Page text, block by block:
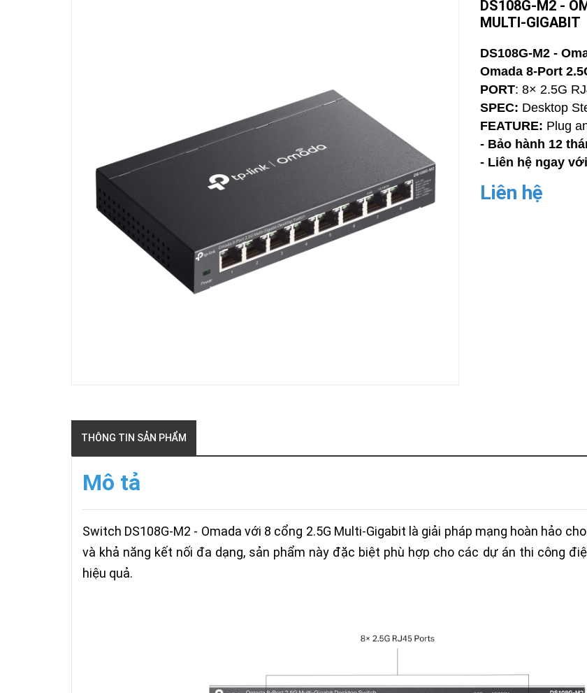
CAMERA
ĐỘNG
Camera
Hikvision
Tiandy
THIẾT
BỊ
HỌP
TUYẾN
Maxhub
Faster
DS108G-M2 -
MULTI-GIGABIT
DS108G-M2 -
Omada 8-Port
PORT: 8× 2.5G
SPEC: Desktop
FEATURE: Plug
- Bảo hành 12
- Liên hệ ngay
Liên hệ
THÔNG TIN SẢN PHẨM
Mô tả
Switch DS108G-M2 - Omada với 8 cổng 2.5G Multi-Gigabit là giải pháp mạng hoàn hảo
và khả năng kết nối đa dạng, sản phẩm này đặc biệt phù hợp cho các dự án thi công
hiệu quả.